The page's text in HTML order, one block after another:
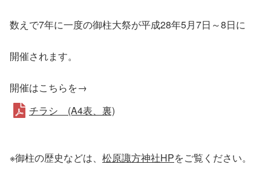
数えで7年に一度の御柱大祭が平成28年5月7日～8日に
開催されます。
開催はこちらを→
チラシ (A4表、裏)
※御柱の歴史などは、 松原諏方神社HPをご覧ください。